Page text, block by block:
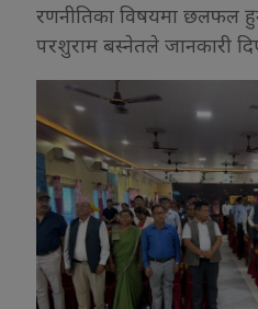
रणनीतिका विषयमा छलफल हुने
परशुराम बस्नेतले जानकारी